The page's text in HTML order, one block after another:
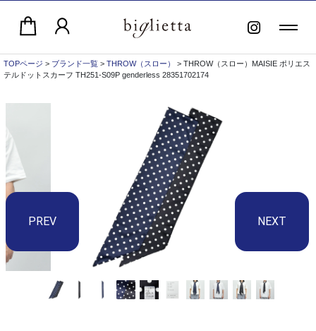
TOPページ > ブランド一覧 > THROW（スロー）
> THROW（スロー）MAISIE ポリエス
テルドットスカーフ TH251-S09P genderless 28351702174